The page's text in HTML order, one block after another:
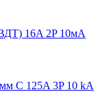
16A 2P 10мА